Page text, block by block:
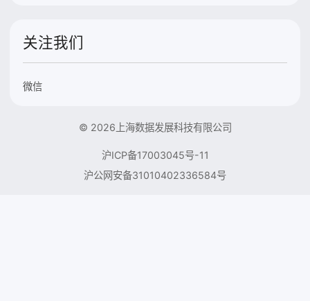
关注我们
微信
© 2026上海数据发展科技有限公司
沪ICP备17003045号-11
沪公网安备31010402336584号